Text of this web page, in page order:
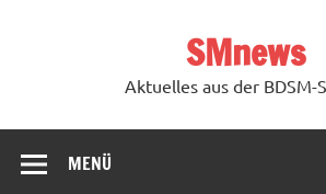
SMnews
Aktuelles aus der BDSM-
MENÜ